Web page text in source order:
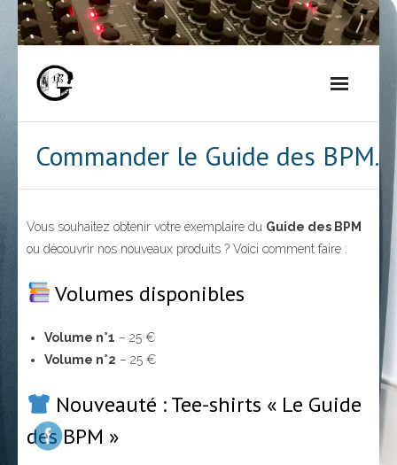
Skip
to
Commander le Guide des BPM.
Vous souhaitez obtenir votre exemplaire du Guide des BPM
ou découvrir nos nouveaux produits ? Voici comment faire :
Volumes disponibles
Volume n°1 – 25 €
Volume n°2 – 25 €
Nouveauté : Tee-shirts « Le Guide
des BPM »